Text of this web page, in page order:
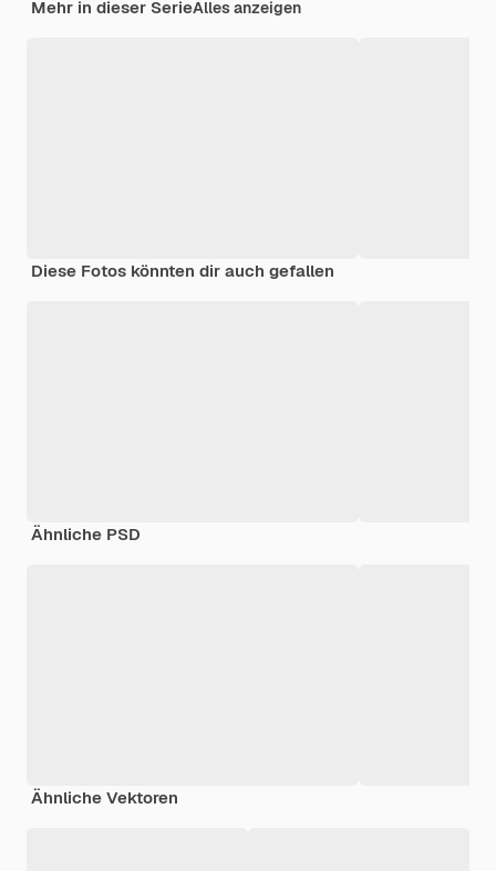
Mehr in dieser SerieAlles anzeigen
Diese Fotos könnten dir auch gefallen
Ähnliche PSD
Ähnliche Vektoren